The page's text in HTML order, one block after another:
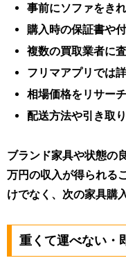
事前にソファをき
購入時の保証書や
複数の買取業者に
フリマアプリでは
相場価格をリサー
配送方法や引き取
ブランド家具や状態の
万円の収入が得られる
けでなく、次の家具購
重くて運べない・